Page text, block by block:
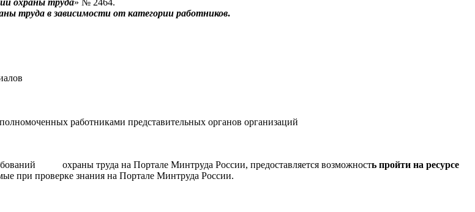
охраны труда» № 2464.
труда в зависимости от категории работников.
работниками представительных органов организаций
охраны труда на Портале Минтруда России, предоставляется возможность пройти на ресурсе
при проверке знания на Портале Минтруда России.